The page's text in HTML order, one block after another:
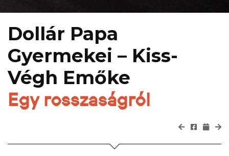
Dollár Papa
Gyermekei – Kiss-
Végh Emőke
Egy rosszaságról